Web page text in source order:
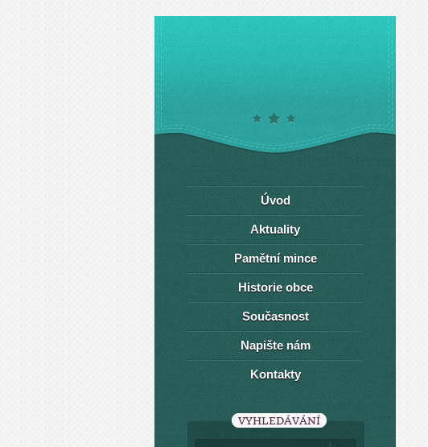
Úvod
Aktuality
Pamětní mince
Historie obce
Současnost
Napište nám
Kontakty
VYHLEDÁVÁNÍ